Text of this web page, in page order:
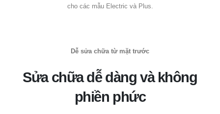
cho các mẫu Electric và Plus.
Dễ sửa chữa từ mặt trước
Sửa chữa dễ dàng và không
phiền phức